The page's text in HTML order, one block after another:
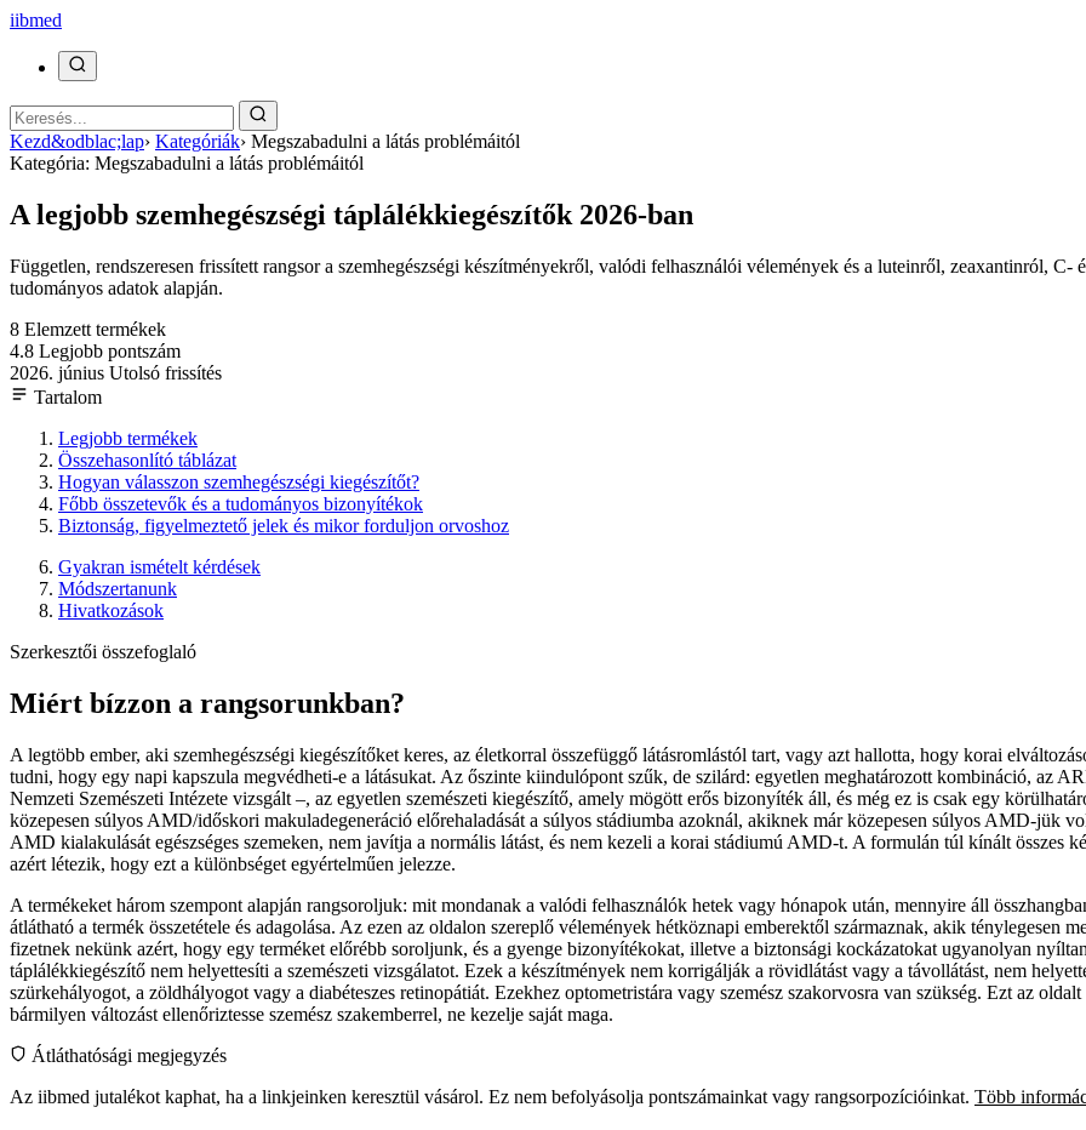
iibmed
Kezd&odblac;lap› Kategóriák› Megszabadulni a látás problémáitól
Kategória: Megszabadulni a látás problémáitól
A legjobb szemhegészségi táplálékkiegészítők 2026-ban
Független, rendszeresen frissített rangsor a szemhegészségi készítményekről, valódi felhasználói vélemények és a luteinről, zeaxantinról,
tudományos adatok alapján.
8 Elemzett termékek
4.8 Legjobb pontszám
2026. június Utolsó frissítés
Tartalom
Legjobb termékek
Összehasonlító táblázat
Hogyan válasszon szemhegészségi kiegészítőt?
Főbb összetevők és a tudományos bizonyítékok
Biztonság, figyelmeztető jelek és mikor forduljon orvoshoz
Gyakran ismételt kérdések
Módszertanunk
Hivatkozások
Szerkesztői összefoglaló
Miért bízzon a rangsorunkban?
A legtöbb ember, aki szemhegészségi kiegészítőket keres, az életkorral összefüggő látásromlástól tart, vagy azt hallotta, hogy korai
tudni, hogy egy napi kapszula megvédheti-e a látásukat. Az őszinte kiindulópont szűk, de szilárd: egyetlen meghatározott kombináció, az
Nemzeti Szemészeti Intézete vizsgált –, az egyetlen szemészeti kiegészítő, amely mögött erős bizonyíték áll, és még ez is csak egy
közepesen súlyos AMD/időskori makuladegeneráció előrehaladását a súlyos stádiumba azoknál, akiknek már közepesen súlyos AMD-jük
AMD kialakulását egészséges szemeken, nem javítja a normális látást, és nem kezeli a korai stádiumú AMD-t. A formulán túl kínált összes
azért létezik, hogy ezt a különbséget egyértelműen jelezze.
A termékeket három szempont alapján rangsoroljuk: mit mondanak a valódi felhasználók hetek vagy hónapok után, mennyire áll
átlátható a termék összetétele és adagolása. Az ezen az oldalon szereplő vélemények hétköznapi emberektől származnak, akik ténylegesen
fizetnek nekünk azért, hogy egy terméket előrébb soroljunk, és a gyenge bizonyítékokat, illetve a biztonsági kockázatokat ugyanolyan
táplálékkiegészítő nem helyettesíti a szemészeti vizsgálatot. Ezek a készítmények nem korrigálják a rövidlátást vagy a távollátást, nem
szürkehályogot, a zöldhályogot vagy a diabéteszes retinopátiát. Ezekhez optometristára vagy szemész szakorvosra van szükség. Ezt az
bármilyen változást ellenőriztesse szemész szakemberrel, ne kezelje saját maga.
Átláthatósági megjegyzés
Az iibmed jutalékot kaphat, ha a linkjeinken keresztül vásárol. Ez nem befolyásolja pontszámainkat vagy rangsorpozícióinkat. Több